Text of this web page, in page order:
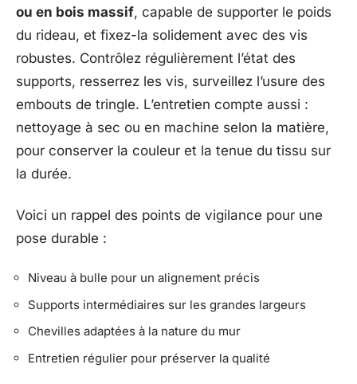
ou en bois massif, capable de supporter le poids
du rideau, et fixez-la solidement avec des vis
robustes. Contrôlez régulièrement l’état des
supports, resserrez les vis, surveillez l’usure des
embouts de tringle. L’entretien compte aussi :
nettoyage à sec ou en machine selon la matière,
pour conserver la couleur et la tenue du tissu sur
la durée.
Voici un rappel des points de vigilance pour une
pose durable :
Niveau à bulle pour un alignement précis
Supports intermédiaires sur les grandes largeurs
Chevilles adaptées à la nature du mur
Entretien régulier pour préserver la qualité